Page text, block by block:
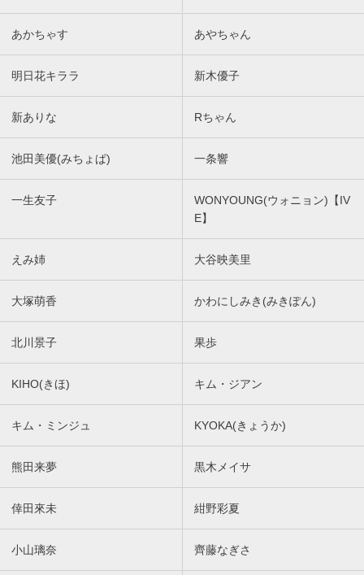
あかちゃす あやちゃん
明日花キララ 新木優子
新ありな Rちゃん
池田美優(みちょぱ) 一条響
一生友子
WONYOUNG(ウォニョン)【IV
E】
えみ姉 大谷映美里
大塚萌香 かわにしみき(みきぽん)
北川景子 果歩
KIHO(きほ) キム・ジアン
キム・ミンジュ KYOKA(きょうか)
熊田来夢 黒木メイサ
倖田來未 紺野彩夏
小山璃奈 齊藤なぎさ